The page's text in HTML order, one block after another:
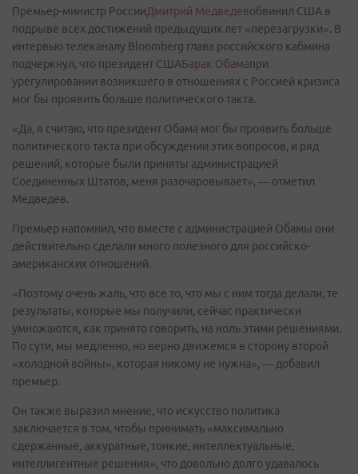
Премьер-министр РоссииДмитрий Медведевобвинил США в
подрыве всех достижений предыдущих лет «перезагрузки». В
интервью телеканалу Bloomberg глава российского кабмина
подчеркнул, что президент СШАБарак Обамапри
урегулировании возникшего в отношениях с Россией кризиса
мог бы проявить больше политического такта.
«Да, я считаю, что президент Обама мог бы проявить больше
политического такта при обсуждении этих вопросов, и ряд
решений, которые были приняты администрацией
Соединенных Штатов, меня разочаровывает», — отметил
Медведев.
Премьер напомнил, что вместе с администрацией Обамы они
действительно сделали много полезного для российско-
американских отношений.
«Поэтому очень жаль, что все то, что мы с ним тогда делали, те
результаты, которые мы получили, сейчас практически
умножаются, как принято говорить, на ноль этими решениями.
По сути, мы медленно, но верно движемся в сторону второй
«холодной войны», которая никому не нужна», — добавил
премьер.
Он также выразил мнение, что искусство политика
заключается в том, чтобы принимать «максимально
сдержанные, аккуратные, тонкие, интеллектуальные,
интеллигентные решения», что довольно долго удавалось